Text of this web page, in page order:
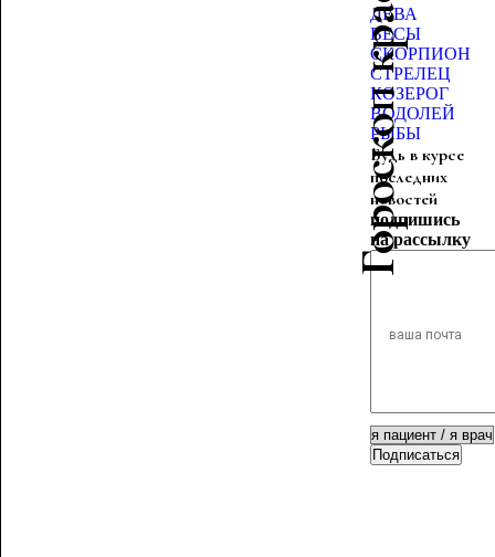
Гороскоп красоты
ДЕВА
ВЕСЫ
СКОРПИОН
СТРЕЛЕЦ
КОЗЕРОГ
ВОДОЛЕЙ
РЫБЫ
Будь в курсе
последних
новостей
подпишись
на рассылку
Подписаться